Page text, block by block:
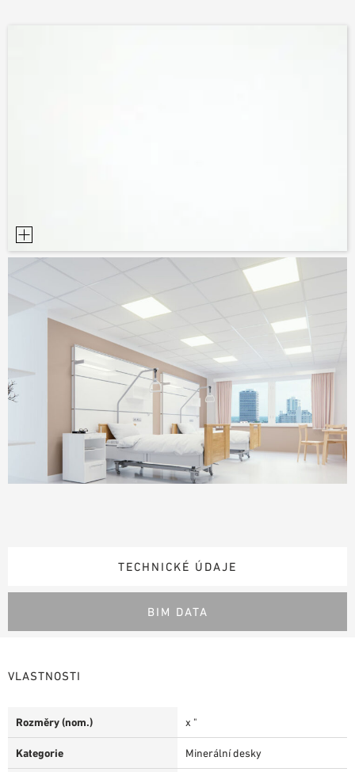
TECHNICKÉ ÚDAJE
BIM DATA
VLASTNOSTI
Rozměry (nom.) x "
Kategorie Minerální desky